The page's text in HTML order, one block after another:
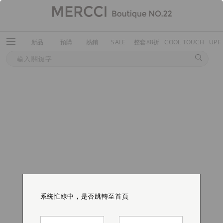
新品 預購 熱銷 SALE 整套88折 COOL TOUCH
系統忙線中，是否跳轉至首頁
系統忙線中，是否跳轉至首頁
系統忙線中，是否跳轉至首頁
系統忙線中，是否跳轉至首頁
系統忙線中，是否跳轉至首頁